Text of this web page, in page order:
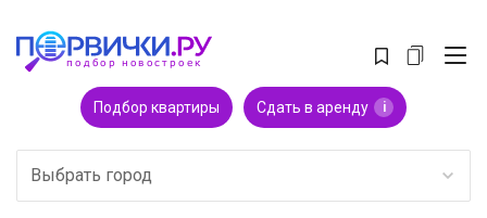
Подбор квартиры Сдать в аренду i
Выбрать город